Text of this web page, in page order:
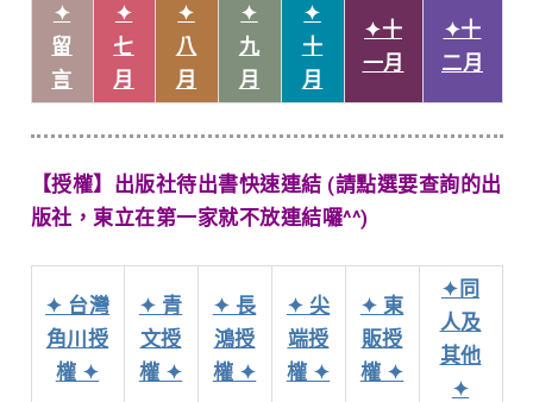
✦
留
言
✦
七
月
✦
八
月
✦
九
月
✦
十
月
✦十
一月
✦十
二月
【授權】出版社待出書快速連結 (請點選要查詢的出
版社，東立在第一家就不放連結囉^^)
✦ 台灣
角川授
權 ✦
✦ 青
文授
權 ✦
✦ 長
鴻授
權 ✦
✦ 尖
端授
權 ✦
✦ 東
販授
權 ✦
✦同
人及
其他
✦